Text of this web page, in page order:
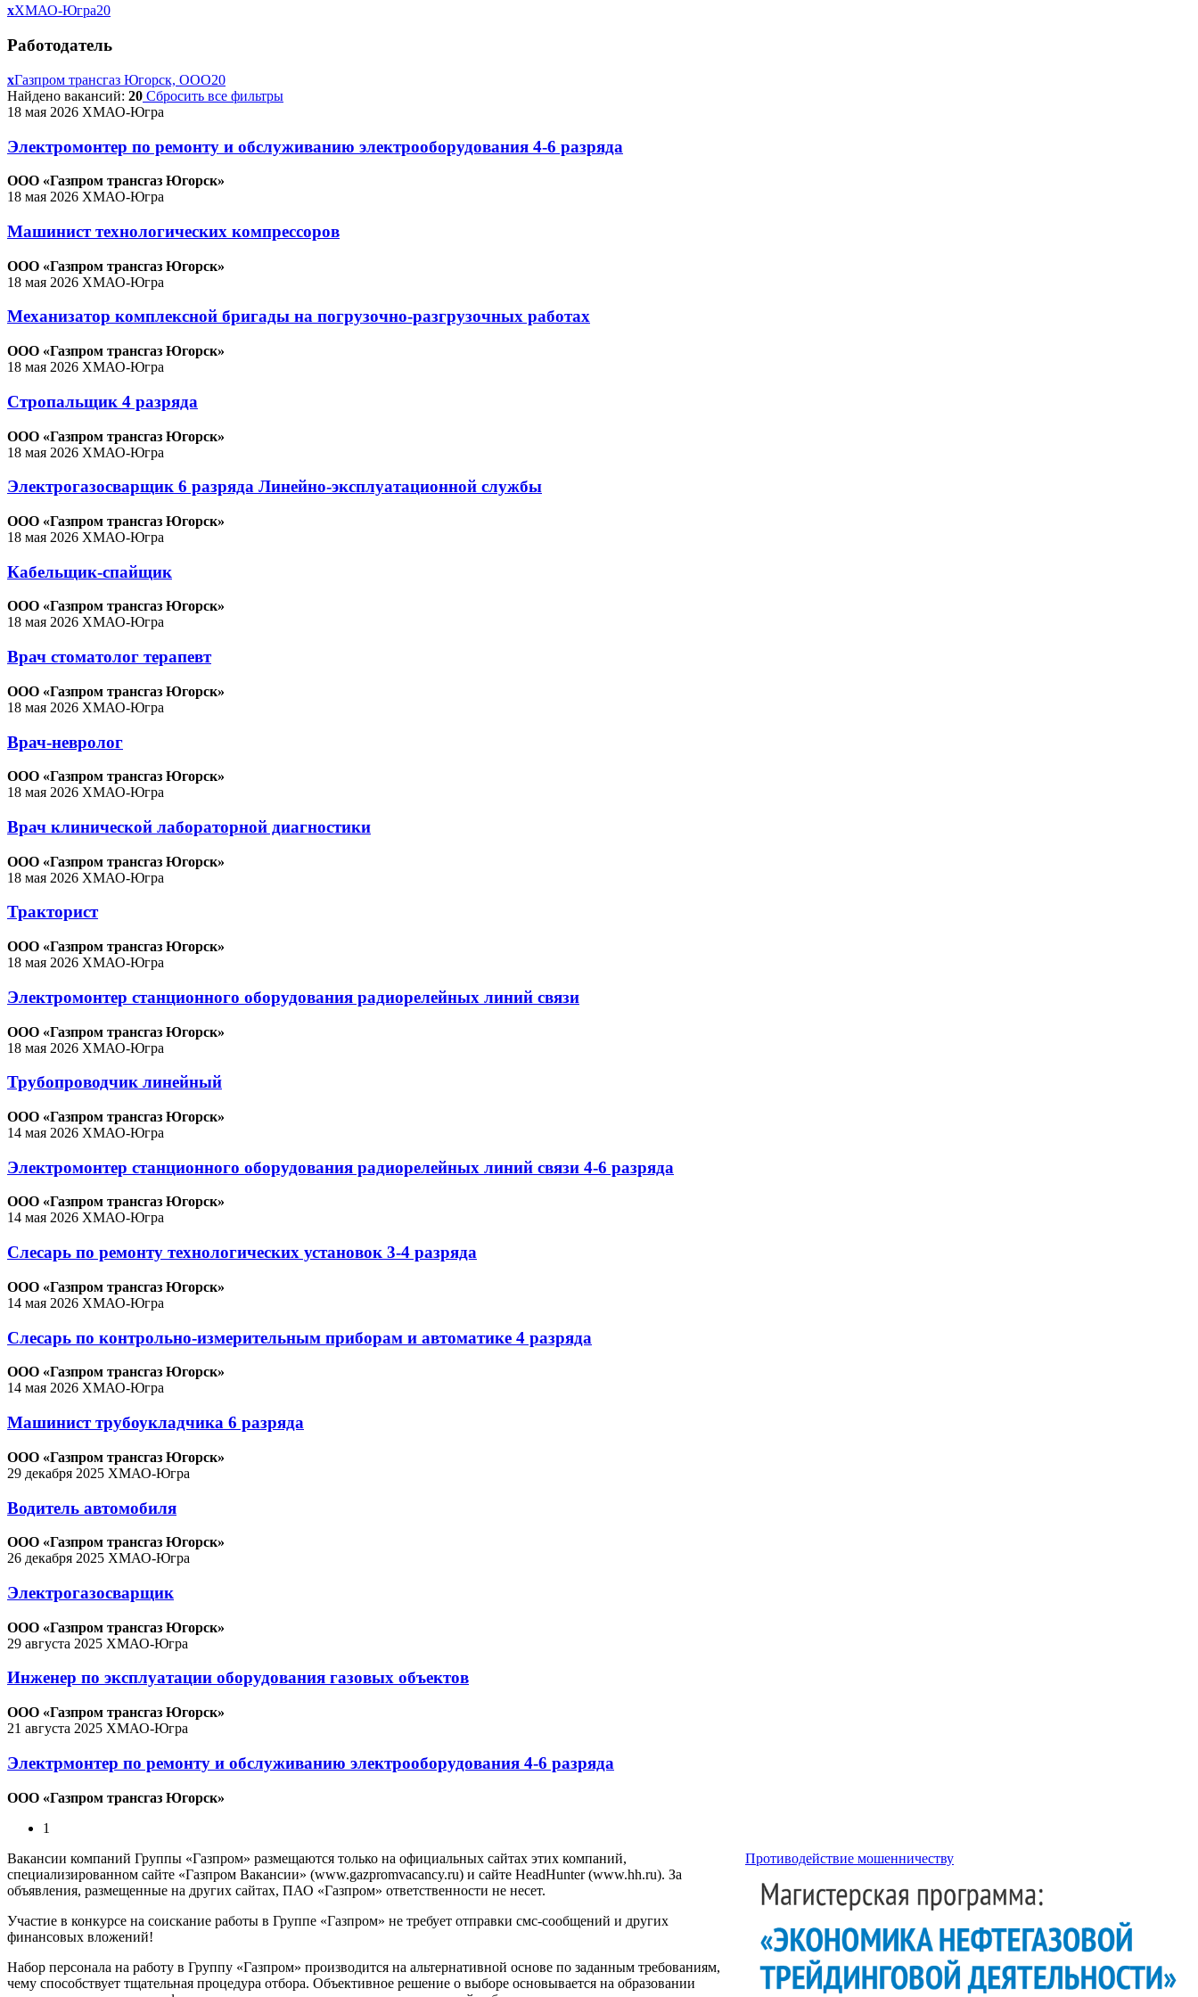
xХМАО-Югра20
Работодатель
xГазпром трансгаз Югорск, ООО20
Найдено вакансий: 20 Сбросить все фильтры
18 мая 2026 ХМАО-Югра
Электромонтер по ремонту и обслуживанию электрооборудования 4-6 разряда
ООО «Газпром трансгаз Югорск»
18 мая 2026 ХМАО-Югра
Машинист технологических компрессоров
ООО «Газпром трансгаз Югорск»
18 мая 2026 ХМАО-Югра
Механизатор комплексной бригады на погрузочно-разгрузочных работах
ООО «Газпром трансгаз Югорск»
18 мая 2026 ХМАО-Югра
Стропальщик 4 разряда
ООО «Газпром трансгаз Югорск»
18 мая 2026 ХМАО-Югра
Электрогазосварщик 6 разряда Линейно-эксплуатационной службы
ООО «Газпром трансгаз Югорск»
18 мая 2026 ХМАО-Югра
Кабельщик-спайщик
ООО «Газпром трансгаз Югорск»
18 мая 2026 ХМАО-Югра
Врач стоматолог терапевт
ООО «Газпром трансгаз Югорск»
18 мая 2026 ХМАО-Югра
Врач-невролог
ООО «Газпром трансгаз Югорск»
18 мая 2026 ХМАО-Югра
Врач клинической лабораторной диагностики
ООО «Газпром трансгаз Югорск»
18 мая 2026 ХМАО-Югра
Тракторист
ООО «Газпром трансгаз Югорск»
18 мая 2026 ХМАО-Югра
Электромонтер станционного оборудования радиорелейных линий связи
ООО «Газпром трансгаз Югорск»
18 мая 2026 ХМАО-Югра
Трубопроводчик линейный
ООО «Газпром трансгаз Югорск»
14 мая 2026 ХМАО-Югра
Электромонтер станционного оборудования радиорелейных линий связи 4-6 разряда
ООО «Газпром трансгаз Югорск»
14 мая 2026 ХМАО-Югра
Слесарь по ремонту технологических установок 3-4 разряда
ООО «Газпром трансгаз Югорск»
14 мая 2026 ХМАО-Югра
Слесарь по контрольно-измерительным приборам и автоматике 4 разряда
ООО «Газпром трансгаз Югорск»
14 мая 2026 ХМАО-Югра
Машинист трубоукладчика 6 разряда
ООО «Газпром трансгаз Югорск»
29 декабря 2025 ХМАО-Югра
Водитель автомобиля
ООО «Газпром трансгаз Югорск»
26 декабря 2025 ХМАО-Югра
Электрогазосварщик
ООО «Газпром трансгаз Югорск»
29 августа 2025 ХМАО-Югра
Инженер по эксплуатации оборудования газовых объектов
ООО «Газпром трансгаз Югорск»
21 августа 2025 ХМАО-Югра
Электрмонтер по ремонту и обслуживанию электрооборудования 4-6 разряда
ООО «Газпром трансгаз Югорск»
1
Противодействие мошенничеству
Вакансии компаний Группы «Газпром» размещаются только на официальных сайтах этих компаний,
специализированном сайте «Газпром Вакансии» (www.gazpromvacancy.ru) и сайте HeadHunter (www.hh.ru). За
объявления, размещенные на других сайтах, ПАО «Газпром» ответственности не несет.
Участие в конкурсе на соискание работы в Группе «Газпром» не требует отправки смс-сообщений и других
финансовых вложений!
Набор персонала на работу в Группу «Газпром» производится на альтернативной основе по заданным требованиям,
чему способствует тщательная процедура отбора. Объективное решение о выборе основывается на образовании